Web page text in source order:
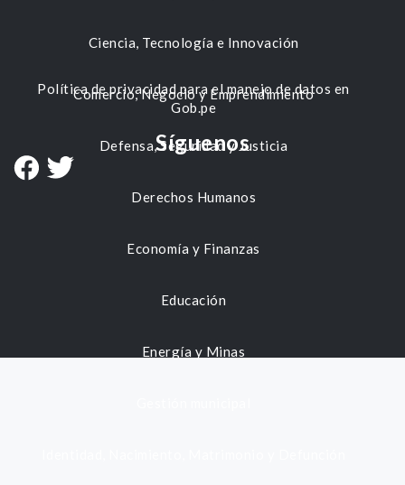
Ciencia, Tecnología e Innovación
Comercio, Negocio y Emprendimiento
Defensa, Seguridad y Justicia
Derechos Humanos
Economía y Finanzas
Educación
Energía y Minas
Política de privacidad para el manejo de datos en
Gob.pe
Síguenos